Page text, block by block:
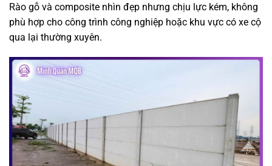
Rào gỗ và composite nhìn đẹp nhưng chịu lực kém, không
phù hợp cho công trình công nghiệp hoặc khu vực có xe cộ
qua lại thường xuyên.